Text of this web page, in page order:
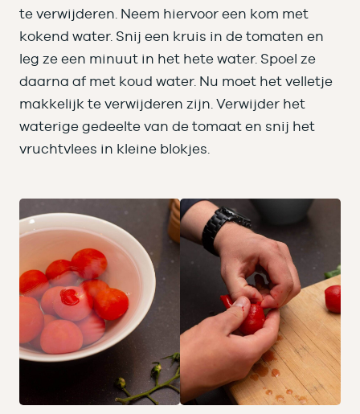
te verwijderen. Neem hiervoor een kom met
kokend water. Snij een kruis in de tomaten en
leg ze een minuut in het hete water. Spoel ze
daarna af met koud water. Nu moet het velletje
makkelijk te verwijderen zijn. Verwijder het
waterige gedeelte van de tomaat en snij het
vruchtvlees in kleine blokjes.